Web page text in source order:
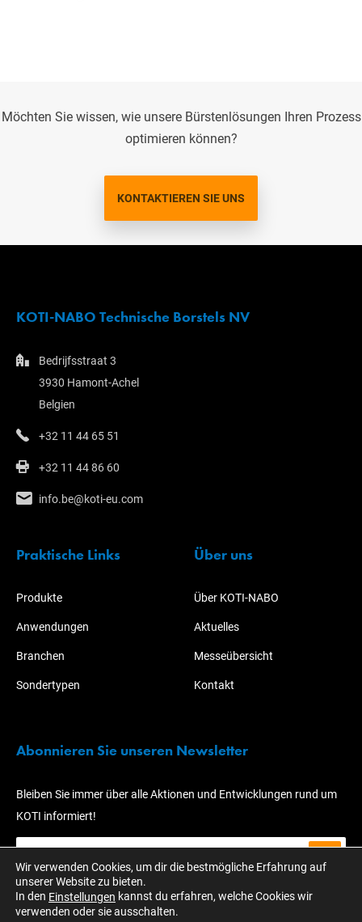
Möchten Sie wissen, wie unsere Bürstenlösungen Ihren Prozess
optimieren können?
KONTAKTIEREN SIE UNS
KOTI-NABO Technische Borstels NV
Bedrijfsstraat 3
3930 Hamont-Achel
Belgien
+32 11 44 65 51
+32 11 44 86 60
info.be@koti-eu.com
Praktische Links
Produkte
Anwendungen
Branchen
Sondertypen
Über uns
Über KOTI-NABO
Aktuelles
Messeübersicht
Kontakt
Abonnieren Sie unseren Newsletter
Bleiben Sie immer über alle Aktionen und Entwicklungen rund um
KOTI informiert!
Wir verwenden Cookies, um dir die bestmögliche Erfahrung auf
unserer Website zu bieten.
In den Einstellungen kannst du erfahren, welche Cookies wir
verwenden oder sie ausschalten.